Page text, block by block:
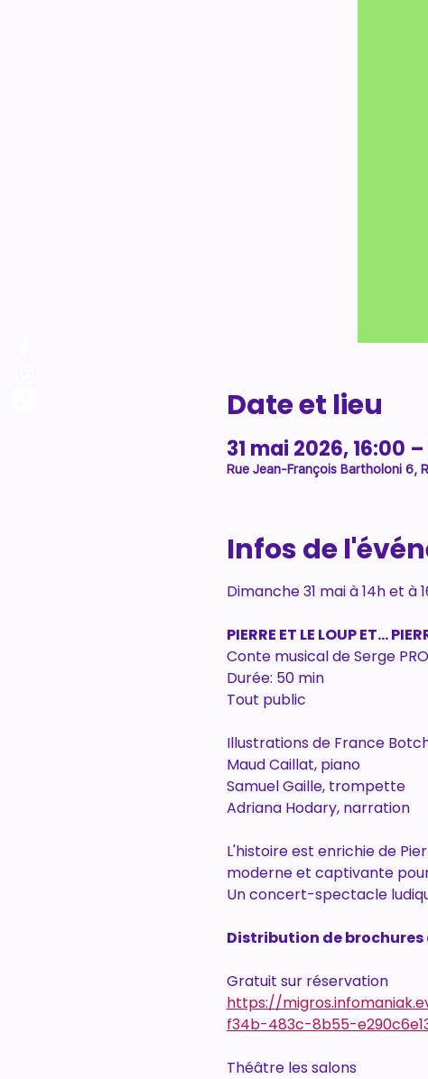
Date et lieu
31 mai 2026, 16:00
Rue Jean-François Bartholoni 6,
Infos de
Dimanche 31 mai à 14h et à
PIERRE ET LE LOUP ET...
Conte musical de Serge
Durée: 50 min
Tout public
Illustrations de France
Maud Caillat, piano
Samuel Gaille, trompette
Adriana Hodary, narration
L'histoire est enrichie de
moderne et captivante
Un concert-spectacle
Distribution de
Gratuit sur réservation
https://
f34b-483c-8b55-
Théâtre les salons